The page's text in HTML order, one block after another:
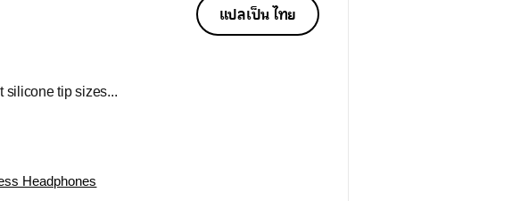
แปลเป็น ไทย
silicone tip sizes...
Headphones